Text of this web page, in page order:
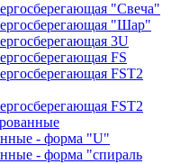
"Свеча"
"Шар"
3U
FS
FST2
FSТ2
- форма "U"
- форма "спираль